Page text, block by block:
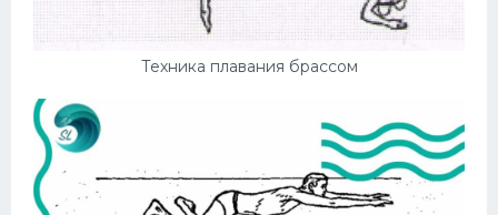
Техника плавания брассом